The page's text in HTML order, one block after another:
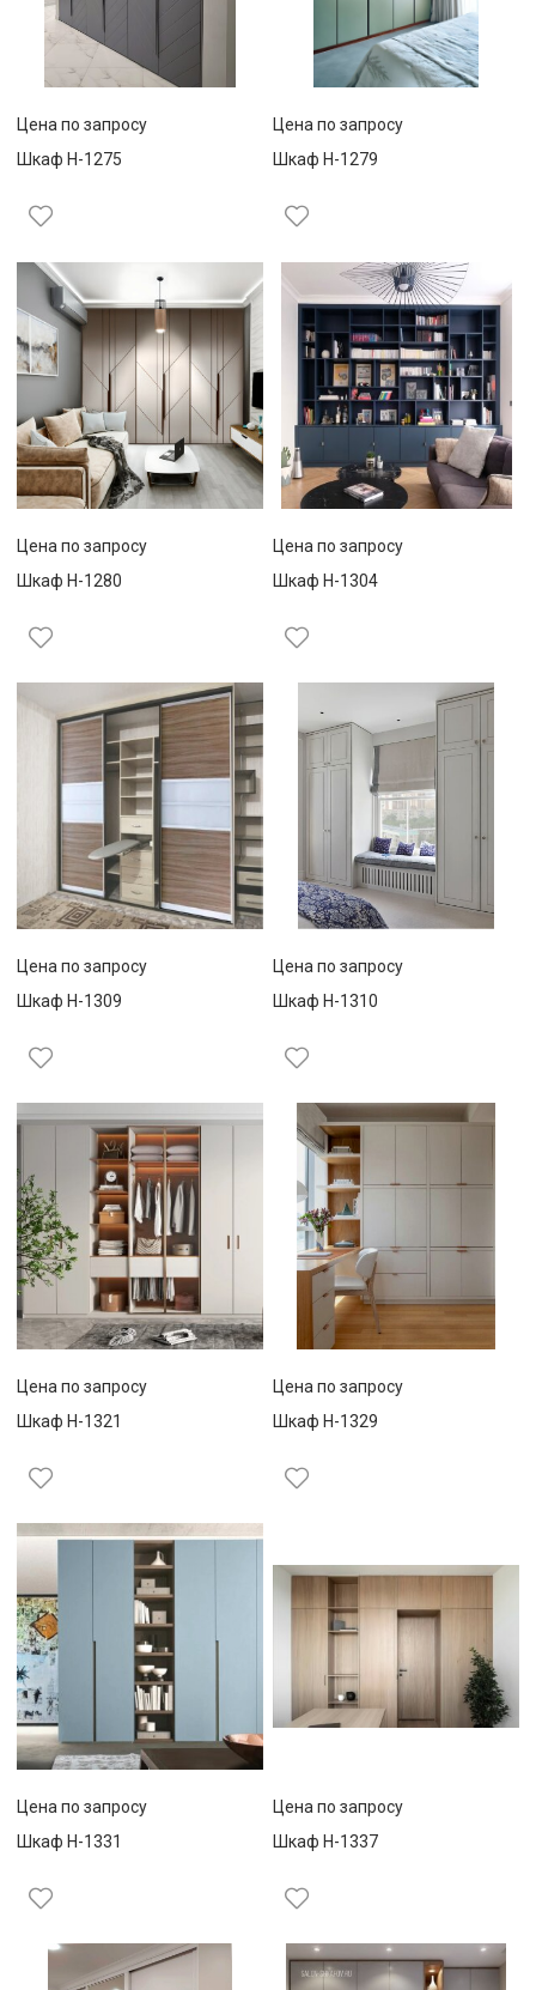
Цена по запросу
Шкаф Н-1275
Цена по запросу
Шкаф Н-1279
Цена по запросу
Шкаф Н-1280
Цена по запросу
Шкаф Н-1304
Цена по запросу
Шкаф Н-1309
Цена по запросу
Шкаф Н-1310
Цена по запросу
Шкаф Н-1321
Цена по запросу
Шкаф Н-1329
Цена по запросу
Шкаф Н-1331
Цена по запросу
Шкаф Н-1337